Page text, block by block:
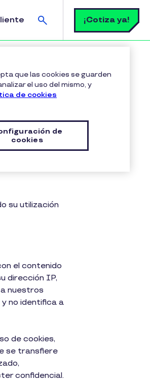
Buscar
¡Cotiza ya!
su utilización
el contenido
dirección IP,
nuestros
no identifica a
de cookies,
se transfiere
confidencial.
que las cookies se guarden
el uso del mismo, y
de cookies
de
cookies